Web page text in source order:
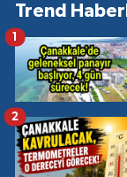
Trend
1
2